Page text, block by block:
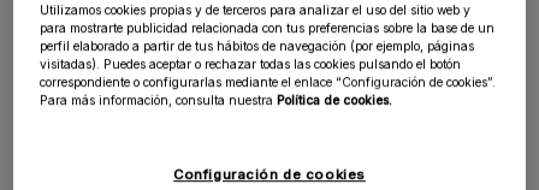
SELECCIONAR ARCHIVO
Utilizamos cookies propias y de terceros para analizar el uso del sitio web y
para mostrarte publicidad relacionada con tus preferencias sobre la base de un
perfil elaborado a partir de tus hábitos de navegación (por ejemplo, páginas
visitadas). Puedes aceptar o rechazar todas las cookies pulsando el botón
correspondiente o configurarlas mediante el enlace “Configuración de cookies”.
Para más información, consulta nuestra Política de cookies.
Configuración de cookies